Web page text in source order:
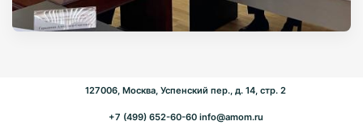
127006, Москва, Успенский пер., д. 14, стр. 2
+7 (499) 652-60-60 info@amom.ru